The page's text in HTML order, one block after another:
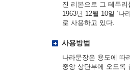
진 리본으로 그 테두
1963년 12월 10일 ‘
로 사용하고 있다.
사용방법
나라문장은 용도에 따
중앙 상단부에 오도록